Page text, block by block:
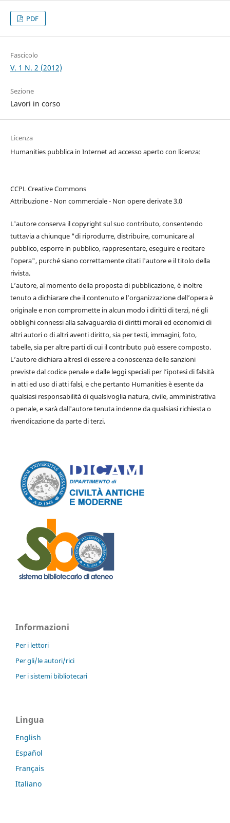
PDF
Fascicolo
V. 1 N. 2 (2012)
Sezione
Lavori in corso
Licenza
Humanities pubblica in Internet ad accesso aperto con licenza:
CCPL Creative Commons
Attribuzione - Non commerciale - Non opere derivate 3.0
L'autore conserva il copyright sul suo contributo, consentendo
tuttavia a chiunque "di riprodurre, distribuire, comunicare al
pubblico, esporre in pubblico, rappresentare, eseguire e recitare
l'opera", purché siano correttamente citati l'autore e il titolo della
rivista.
L’autore, al momento della proposta di pubblicazione, è inoltre
tenuto a dichiarare che il contenuto e l’organizzazione dell’opera è
originale e non compromette in alcun modo i diritti di terzi, né gli
obblighi connessi alla salvaguardia di diritti morali ed economici di
altri autori o di altri aventi diritto, sia per testi, immagini, foto,
tabelle, sia per altre parti di cui il contributo può essere composto.
L’autore dichiara altresì di essere a conoscenza delle sanzioni
previste dal codice penale e dalle leggi speciali per l’ipotesi di falsità
in atti ed uso di atti falsi, e che pertanto Humanities è esente da
qualsiasi responsabilità di qualsivoglia natura, civile, amministrativa
o penale, e sarà dall'autore tenuta indenne da qualsiasi richiesta o
rivendicazione da parte di terzi.
Informazioni
Per i lettori
Per gli/le autori/rici
Per i sistemi bibliotecari
Lingua
English
Español
Français
Italiano